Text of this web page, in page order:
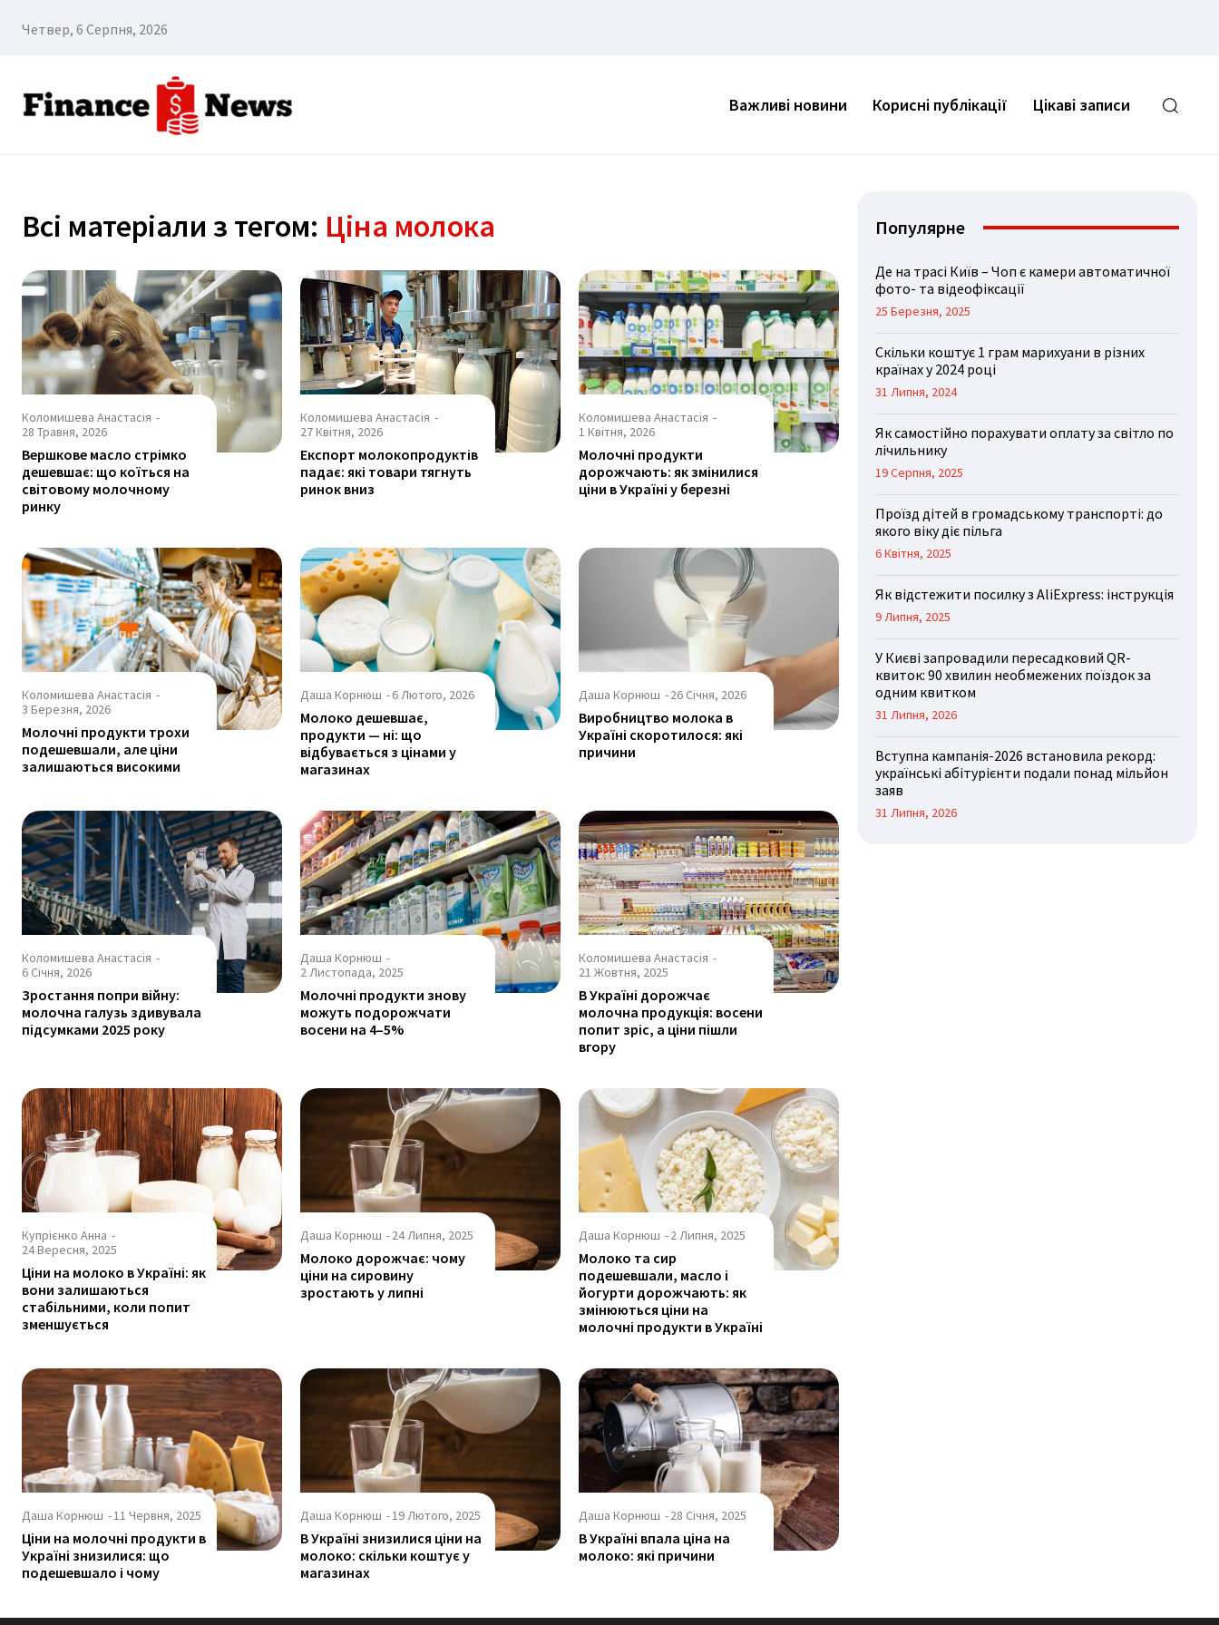
Четвер, 6 Серпня, 2026
Важливі новини Корисні публікації Цікаві записи
Всі матеріали з тегом: Ціна молока
Коломишева Анастасія -
28 Травня, 2026
Вершкове масло стрімко
дешевшає: що коїться на
світовому молочному
ринку
Коломишева Анастасія -
27 Квітня, 2026
Експорт молокопродуктів
падає: які товари тягнуть
ринок вниз
Коломишева Анастасія -
1 Квітня, 2026
Молочні продукти
дорожчають: як змінилися
ціни в Україні у березні
Коломишева Анастасія -
3 Березня, 2026
Молочні продукти трохи
подешевшали, але ціни
залишаються високими
Даша Корнюш -6 Лютого, 2026
Молоко дешевшає,
продукти — ні: що
відбувається з цінами у
магазинах
Даша Корнюш -26 Січня, 2026
Виробництво молока в
Україні скоротилося: які
причини
Коломишева Анастасія -
6 Січня, 2026
Зростання попри війну:
молочна галузь здивувала
підсумками 2025 року
Даша Корнюш -
2 Листопада, 2025
Молочні продукти знову
можуть подорожчати
восени на 4–5%
Коломишева Анастасія -
21 Жовтня, 2025
В Україні дорожчає
молочна продукція: восени
попит зріс, а ціни пішли
вгору
Купрієнко Анна -
24 Вересня, 2025
Ціни на молоко в Україні: як
вони залишаються
стабільними, коли попит
зменшується
Даша Корнюш -24 Липня, 2025
Молоко дорожчає: чому
ціни на сировину
зростають у липні
Даша Корнюш -2 Липня, 2025
Молоко та сир
подешевшали, масло і
йогурти дорожчають: як
змінюються ціни на
молочні продукти в Україні
Даша Корнюш -11 Червня, 2025
Ціни на молочні продукти в
Україні знизилися: що
подешевшало і чому
Даша Корнюш -19 Лютого, 2025
В Україні знизилися ціни на
молоко: скільки коштує у
магазинах
Даша Корнюш -28 Січня, 2025
В Україні впала ціна на
молоко: які причини
Популярне
Де на трасі Київ – Чоп є камери автоматичної
фото- та відеофіксації
25 Березня, 2025
Скільки коштує 1 грам марихуани в різних
країнах у 2024 році
31 Липня, 2024
Як самостійно порахувати оплату за світло по
лічильнику
19 Серпня, 2025
Проїзд дітей в громадському транспорті: до
якого віку діє пільга
6 Квітня, 2025
Як відстежити посилку з AliExpress: інструкція
9 Липня, 2025
У Києві запровадили пересадковий QR-
квиток: 90 хвилин необмежених поїздок за
одним квитком
31 Липня, 2026
Вступна кампанія-2026 встановила рекорд:
українські абітурієнти подали понад мільйон
заяв
31 Липня, 2026